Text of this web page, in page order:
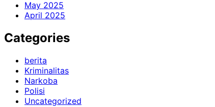
May 2025
April 2025
Categories
berita
Kriminalitas
Narkoba
Polisi
Uncategorized